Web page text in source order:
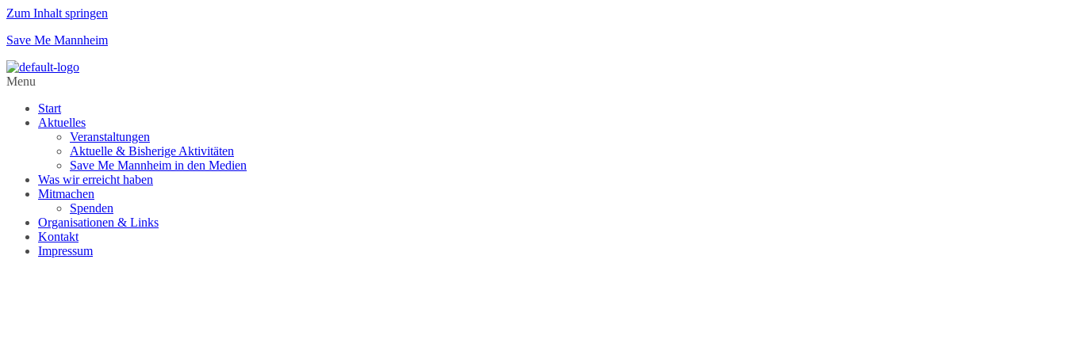
Zum Inhalt springen
Save Me Mannheim
Menu
Start
Aktuelles
Veranstaltungen
Aktuelle & Bisherige Aktivitäten
Save Me Mannheim in den Medien
Was wir erreicht haben
Mitmachen
Spenden
Organisationen & Links
Kontakt
Impressum